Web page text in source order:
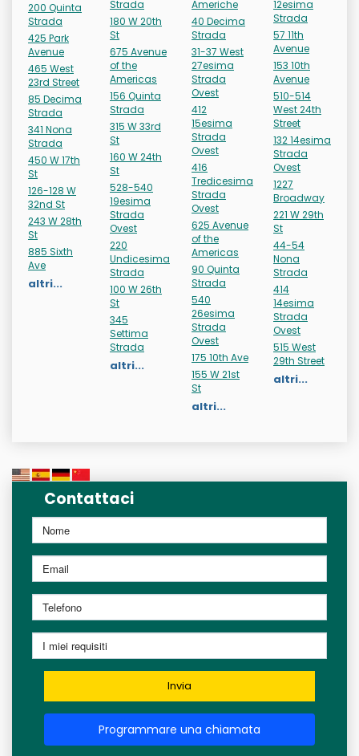
200 Quinta
Strada
425 Park
Avenue
465 West
23rd Street
85 Decima
Strada
341 Nona
Strada
450 W 17th
St
126-128 W
32nd St
243 W 28th
St
885 Sixth
Ave
altri...
Strada
180 W 20th
St
675 Avenue
of the
Americas
156 Quinta
Strada
315 W 33rd
St
160 W 24th
St
528-540
19esima
Strada
Ovest
220
Undicesima
Strada
100 W 26th
St
345
Settima
Strada
altri...
Americhe
40 Decima
Strada
31-37 West
27esima
Strada
Ovest
412
15esima
Strada
Ovest
416
Tredicesima
Strada
Ovest
625 Avenue
of the
Americas
90 Quinta
Strada
540
26esima
Strada
Ovest
175 10th Ave
155 W 21st
St
altri...
12esima
Strada
57 11th
Avenue
153 10th
Avenue
510-514
West 24th
Street
132 14esima
Strada
Ovest
1227
Broadway
221 W 29th
St
44-54
Nona
Strada
414
14esima
Strada
Ovest
515 West
29th Street
altri...
Contattaci
Invia
Programmare una chiamata